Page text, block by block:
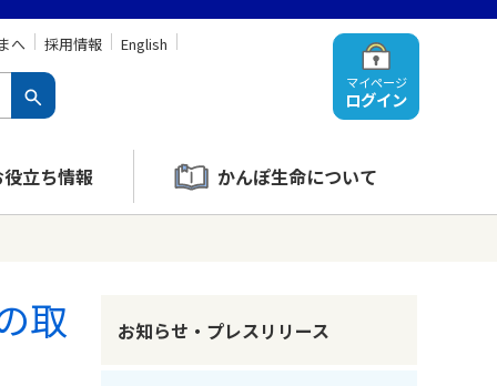
マイページ
ログイン
へ 採用情報 English
役立ち情報 かんぽ生命について
取
お知らせ・プレスリリース